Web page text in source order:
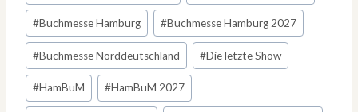
#Buchmesse Hamburg #Buchmesse Hamburg 2027
#Buchmesse Norddeutschland #Die letzte Show
#HamBuM #HamBuM 2027